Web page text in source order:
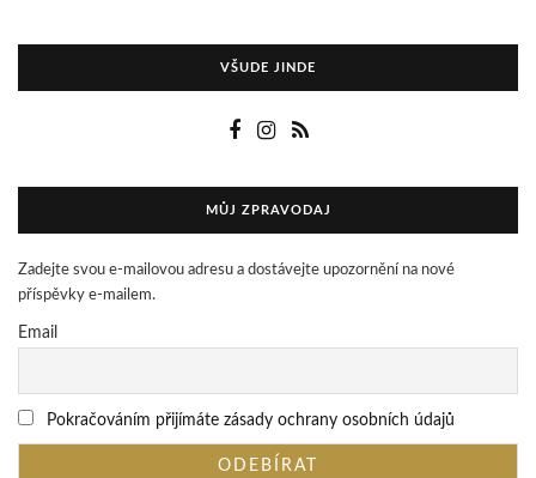
VŠUDE JINDE
MŮJ ZPRAVODAJ
Zadejte svou e-mailovou adresu a dostávejte upozornění na nové
příspěvky e-mailem.
Email
Pokračováním přijímáte zásady ochrany osobních údajů